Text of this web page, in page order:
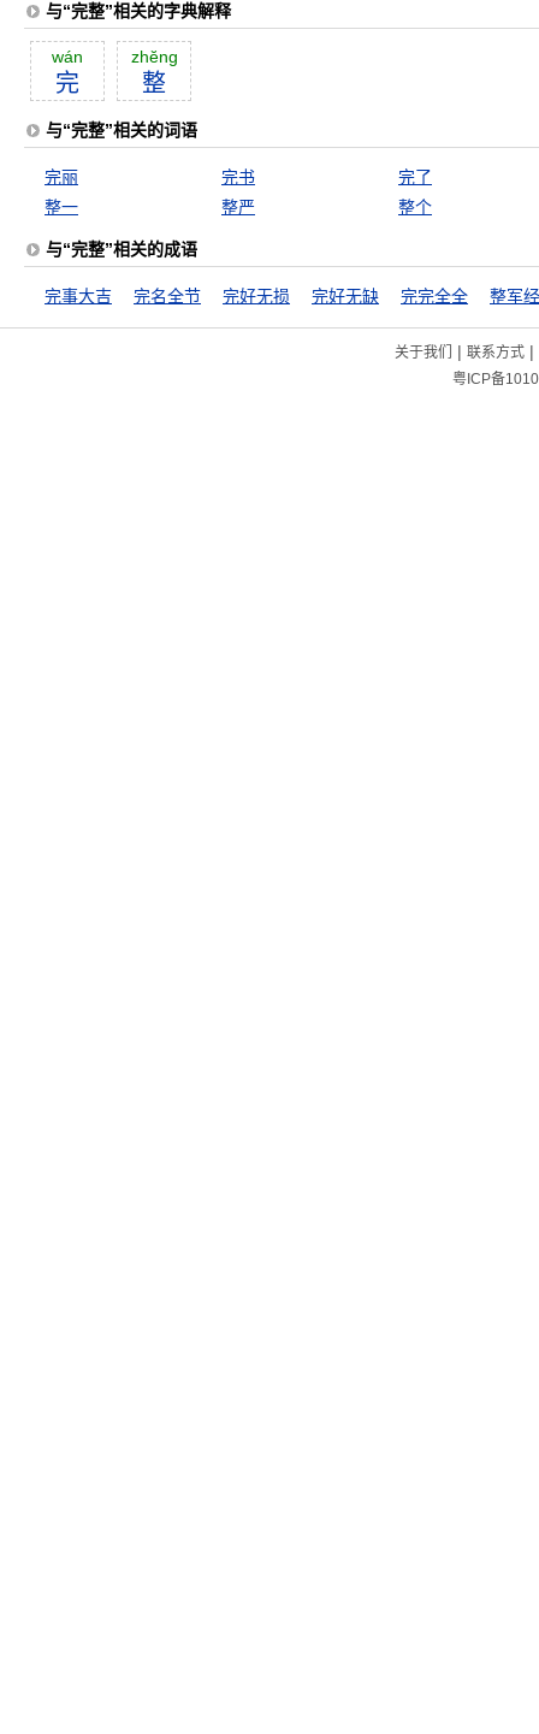
与“完整”相关的字典解释
wán
完
zhĕng
整
与“完整”相关的词语
完丽 完书
完了
整一
整严 整个
与“完整”相关的成语
完事大吉 完名全节 完好无损 完好无缺 完完全全 整军
关于我们 | 联系方式|
粤ICP备